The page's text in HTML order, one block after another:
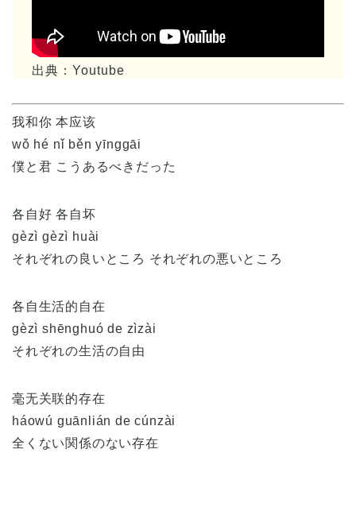
出典：Youtube
我和你 本应该
wǒ hé nǐ běn yīnggāi
僕と君 こうあるべきだった
各自好 各自坏
gèzì gèzì huài
それぞれの良いところ それぞれの悪いところ
各自生活的自在
gèzì shēnghuó de zìzài
それぞれの生活の自由
毫无关联的存在
háowú guānlián de cúnzài
全くない関係のない存在